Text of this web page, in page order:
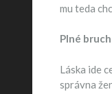
mu teda
Plné
Láska ide
správna